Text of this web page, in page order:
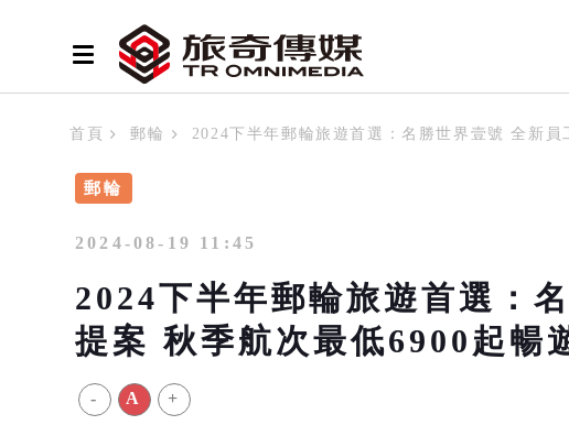
首頁 郵輪 2024下半年郵輪旅遊首選：名勝世界壹號 全新
郵輪
2024-08-19 11:45
2024下半年郵輪旅遊首選：
提案 秋季航次最低6900起暢
- A +